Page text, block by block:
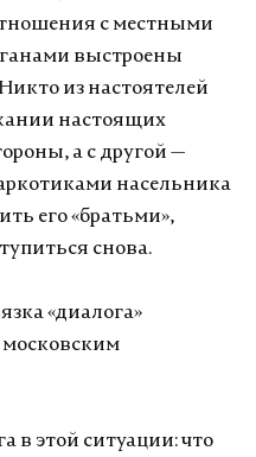
с местными
выстроены
из настоятелей
настоящих
а с другой —
насельника
его «братьми»,
снова.
«диалога»
московским
в этой ситуации: что